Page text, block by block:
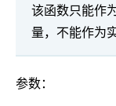
该函数只能作
量，不能作为
参数：